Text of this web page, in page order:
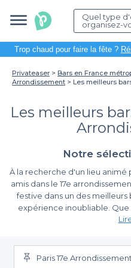
Quel type
organisez-
Trop chaud pour faire la fête ?
Privateaser Bars en France
Arrondissement
Les meilleurs
Les meilleurs
Notre
À la recherche d'un lieu
amis dans le 17e
festive dans un des
expérience inoubliable. Que
afterwork ou simplement
chaleureux et une
Pourquoi choisir
Avec Privateaser, c'est
Paris 17e Arrondissement